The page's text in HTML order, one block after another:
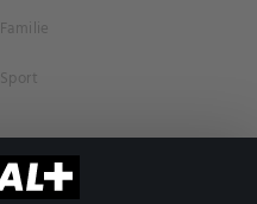
Familie
Sport